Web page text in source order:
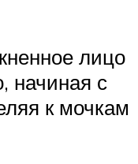
лицо
начиная с
к мочкам